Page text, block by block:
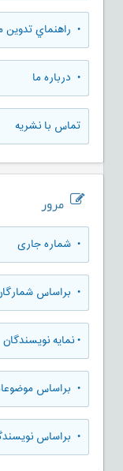
• راهنماي تدوين
• درباره ما
تماس با نشریه
مرور
• شماره جاری
• براساس
•نمایه نویسندگان
• براساس
• براساس